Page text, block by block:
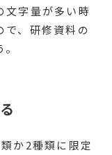
文字量が多い時
で、研修資料の
か2種類に限定